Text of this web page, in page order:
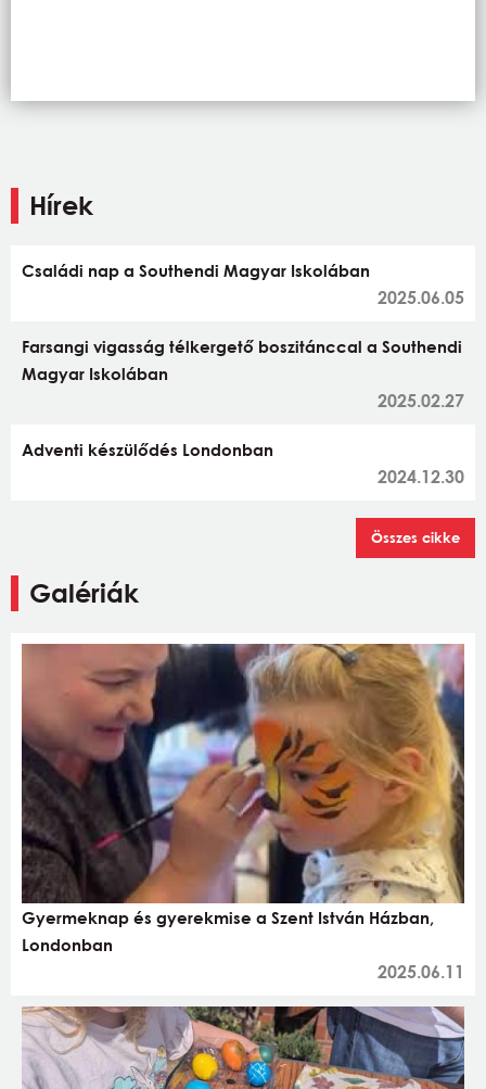
Hírek
Családi nap a Southendi Magyar Iskolában
2025.06.05
Farsangi vigasság télkergető boszitánccal a Southendi
Magyar Iskolában
2025.02.27
Adventi készülődés Londonban
2024.12.30
Összes cikke
Galériák
Gyermeknap és gyerekmise a Szent István Házban,
Londonban
2025.06.11